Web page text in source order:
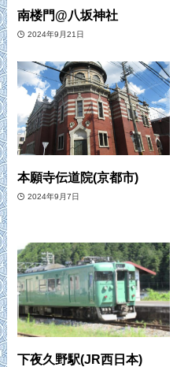
南楼門@八坂神社
2024年9月21日
本願寺伝道院(京都市)
2024年9月7日
下夜久野駅(JR西日本)